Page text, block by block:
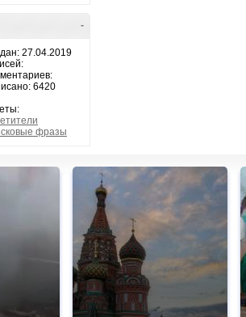
-
27.04.2019
6420
фразы